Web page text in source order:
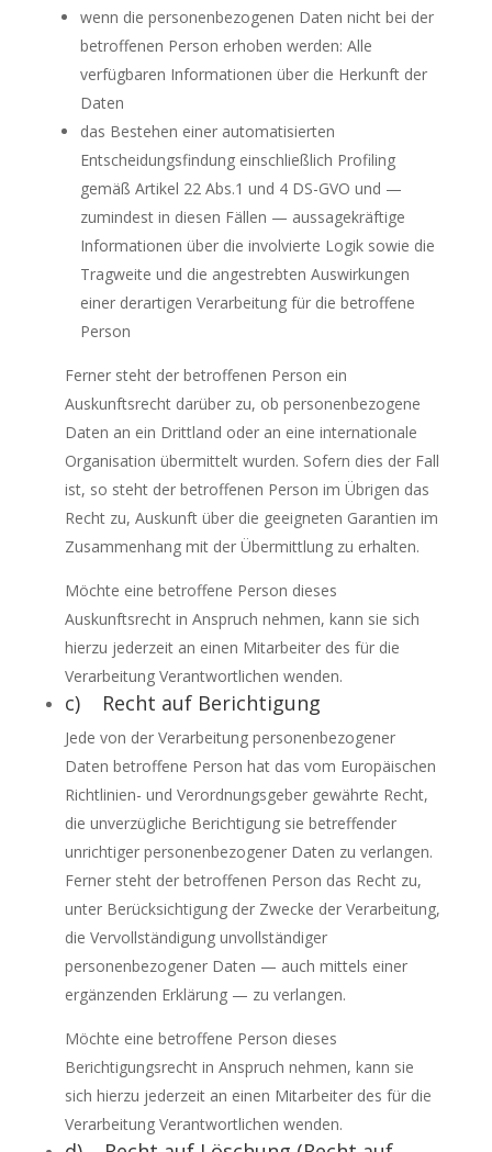
wenn die personenbezogenen Daten nicht bei der
betroffenen Person erhoben werden: Alle
verfügbaren Informationen über die Herkunft der
Daten
das Bestehen einer automatisierten
Entscheidungsfindung einschließlich Profiling
gemäß Artikel 22 Abs.1 und 4 DS-GVO und —
zumindest in diesen Fällen — aussagekräftige
Informationen über die involvierte Logik sowie die
Tragweite und die angestrebten Auswirkungen
einer derartigen Verarbeitung für die betroffene
Person
Ferner steht der betroffenen Person ein
Auskunftsrecht darüber zu, ob personenbezogene
Daten an ein Drittland oder an eine internationale
Organisation übermittelt wurden. Sofern dies der Fall
ist, so steht der betroffenen Person im Übrigen das
Recht zu, Auskunft über die geeigneten Garantien im
Zusammenhang mit der Übermittlung zu erhalten.
Möchte eine betroffene Person dieses
Auskunftsrecht in Anspruch nehmen, kann sie sich
hierzu jederzeit an einen Mitarbeiter des für die
Verarbeitung Verantwortlichen wenden.
c) Recht auf Berichtigung
Jede von der Verarbeitung personenbezogener
Daten betroffene Person hat das vom Europäischen
Richtlinien- und Verordnungsgeber gewährte Recht,
die unverzügliche Berichtigung sie betreffender
unrichtiger personenbezogener Daten zu verlangen.
Ferner steht der betroffenen Person das Recht zu,
unter Berücksichtigung der Zwecke der Verarbeitung,
die Vervollständigung unvollständiger
personenbezogener Daten — auch mittels einer
ergänzenden Erklärung — zu verlangen.
Möchte eine betroffene Person dieses
Berichtigungsrecht in Anspruch nehmen, kann sie
sich hierzu jederzeit an einen Mitarbeiter des für die
Verarbeitung Verantwortlichen wenden.